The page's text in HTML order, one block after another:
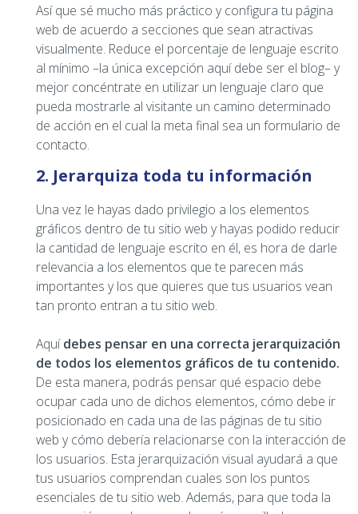
Así que sé mucho más práctico y configura tu página
web de acuerdo a secciones que sean atractivas
visualmente. Reduce el porcentaje de lenguaje escrito
al mínimo –la única excepción aquí debe ser el blog– y
mejor concéntrate en utilizar un lenguaje claro que
pueda mostrarle al visitante un camino determinado
de acción en el cual la meta final sea un formulario de
contacto.
2. Jerarquiza toda tu información
Una vez le hayas dado privilegio a los elementos
gráficos dentro de tu sitio web y hayas podido reducir
la cantidad de lenguaje escrito en él, es hora de darle
relevancia a los elementos que te parecen más
importantes y los que quieres que tus usuarios vean
tan pronto entran a tu sitio web.
Aquídebes pensar en una correcta jerarquización
de todos los elementos gráficos de tu contenido.
De esta manera, podrás pensar qué espacio debe
ocupar cada uno de dichos elementos, cómo debe ir
posicionado en cada una de las páginas de tu sitio
web y cómo debería relacionarse con la interacción de
los usuarios. Esta jerarquización visual ayudará a que
tus usuarios comprendan cuales son los puntos
esenciales de tu sitio web. Además, para que toda la